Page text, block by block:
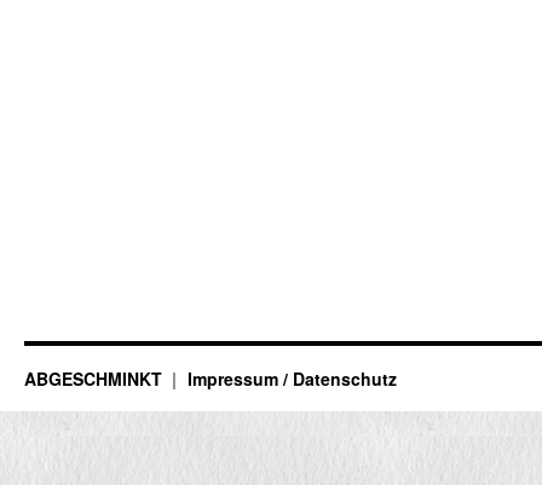
ABGESCHMINKT Impressum / Datenschutz